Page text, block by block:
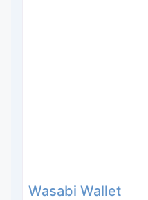
Wasabi Wallet